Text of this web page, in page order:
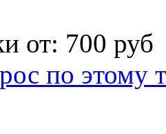
от: 700 руб
по этому